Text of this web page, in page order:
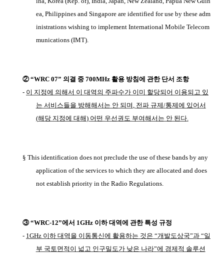
ea, Philippines and Singapore are identified for use by these adm
inistrations wishing to implement International Mobile Telecom
munications (IMT).
②“WRC 07” 의결 중 700MHz 활용 방침에 관한 단서 조항
- 이 지정에 의해서 이 대역의 주파수가 이미 할당되어 이용되고 있
는 서비스들을 방해해서는 안 되며 전파 규제/통제에 있어서
(해당 지정에 대해) 어떤 우선권도 부여해서는 안 된다.
§ This identification does not preclude the use of these bands by any
application of the services to which they are allocated and does
not establish priority in the Radio Regulations.
③“WRC-12”에서 1GHz 이하 대역에 관한 특성 규정
- 1GHz 이하 대역을 이동통신에 활용하는 것은 “개발도상국”과 “일
부 국토면적이 넓고 인구밀도가 낮은 나라”에 경제적 솔루션